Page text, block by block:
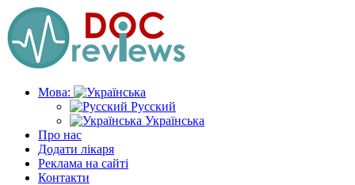
Skip
to
the
content
Мова:
Русский
Українська
Про нас
Додати лікаря
Реклама на сайті
Контакти